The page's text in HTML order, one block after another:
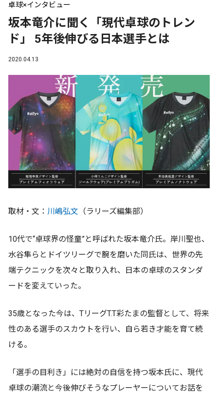
卓球×インタビュー
坂本竜介に聞く「現代卓球のトレン
ド」 5年後伸びる日本選手とは
2020.04.13
取材・文： 川嶋弘文 （ラリーズ編集部）
10代で“卓球界の怪童”と呼ばれた坂本竜介氏。岸川聖也、
水谷隼らとドイツリーグで腕を磨いた同氏は、世界の先
端テクニックを次々と取り入れ、日本の卓球のスタンダ
ードを変えていった。
35歳となった今は、TリーグT.T彩たまの監督として、将来
性のある選手のスカウトを行い、自ら若き才能を育て続
ける。
「選手の目利き」には絶対の自信を持つ坂本氏に、現代
卓球の潮流と今後伸びそうなプレーヤーについてお話を